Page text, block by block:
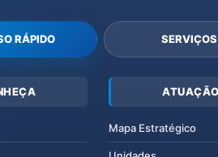
RÁPIDO SERVIÇOS
ATUAÇÃO
Mapa Estratégico